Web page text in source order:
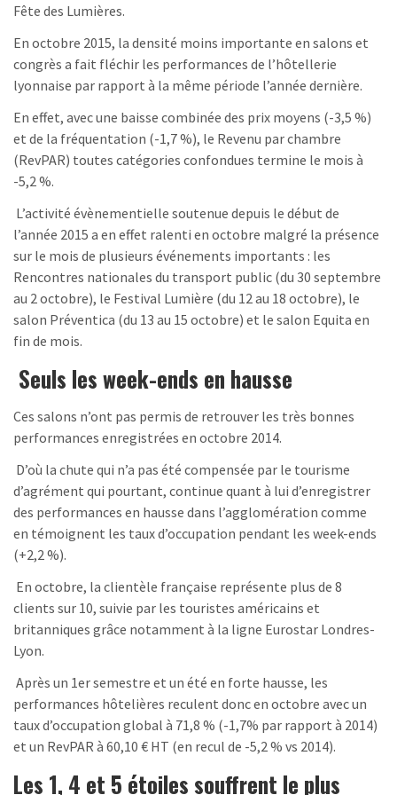
Fête des Lumières.
En octobre 2015, la densité moins importante en salons et
congrès a fait fléchir les performances de l’hôtellerie
lyonnaise par rapport à la même période l’année dernière.
En effet, avec une baisse combinée des prix moyens (-3,5 %)
et de la fréquentation (-1,7 %), le Revenu par chambre
(RevPAR) toutes catégories confondues termine le mois à
-5,2 %.
L’activité évènementielle soutenue depuis le début de
l’année 2015 a en effet ralenti en octobre malgré la présence
sur le mois de plusieurs événements importants : les
Rencontres nationales du transport public (du 30 septembre
au 2 octobre), le Festival Lumière (du 12 au 18 octobre), le
salon Préventica (du 13 au 15 octobre) et le salon Equita en
fin de mois.
Seuls les week-ends en hausse
Ces salons n’ont pas permis de retrouver les très bonnes
performances enregistrées en octobre 2014.
D’où la chute qui n’a pas été compensée par le tourisme
d’agrément qui pourtant, continue quant à lui d’enregistrer
des performances en hausse dans l’agglomération comme
en témoignent les taux d’occupation pendant les week-ends
(+2,2 %).
En octobre, la clientèle française représente plus de 8
clients sur 10, suivie par les touristes américains et
britanniques grâce notamment à la ligne Eurostar Londres-
Lyon.
Après un 1er semestre et un été en forte hausse, les
performances hôtelières reculent donc en octobre avec un
taux d’occupation global à 71,8 % (-1,7% par rapport à 2014)
et un RevPAR à 60,10 € HT (en recul de -5,2 % vs 2014).
Les 1, 4 et 5 étoiles souffrent le plus